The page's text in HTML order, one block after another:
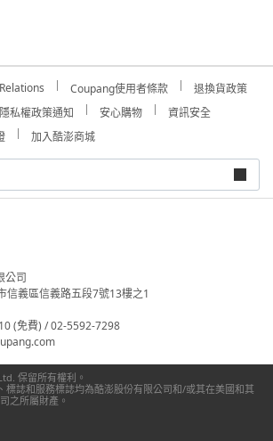
Coupang使用者條款
退換貨政策
私權政策通知 安心購物
資訊安全
加入酷澎商城
公司
信義區信義路五段7號13樓之1
(免費) / 02-5592-7298
保留所有權利。
標誌和服務標誌均為酷澎股份有限公司和/或其在美國和其
之所屬財產。